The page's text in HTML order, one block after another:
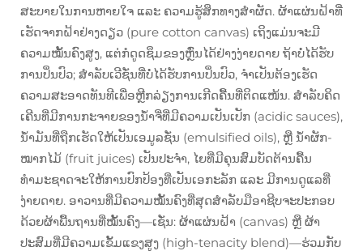
ສະບາຍໃນການຫາຍໃຈ ແລະ ຄວາມຮູ້ສຶກທາງສຳຜັດ. ຜ້າແຜ່ນຝ້າທີ່
ເຮັດຈາກຝ້າຢ່າງດຽວ (pure cotton canvas) ເຖິງແມ່ນຈະມີ
ຄວາມໝັ້ນຄົງສູງ, ແຕ່ກໍດູດຊຶມຂອງຫຼົ່ນໄດ້ຢ່າງງ່າຍດາຍ ຖ້າບໍ່ໄດ້ຮັບ
ການປິ່ນປົວ; ສຳລັບເວີຊັ່ນທີ່ບໍ່ໄດ້ຮັບການປິ່ນປົວ, ຈຳເປັນຕ້ອງເຮັດ
ຄວາມສະອາດທັນທີເພື່ອຫຼີກລ່ຽງການເກີດຄື້ນທີ່ຕິດແໜ້ນ. ສຳລັບຄິດ
ເຄີນທີ່ມີການກະຈາຍຂອງນ້ຳຈີ່ທີ່ມີຄວາມເປັນເປັກ (acidic sauces),
ນ້ຳມັນທີ່ຖືກເຮັດໃຫ້ເປັນເອມູລຊັ່ນ (emulsified oils), ຫຼື ນ້ຳຜັກ-
ໝາກໄມ້ (fruit juices) ເປັນປະຈຳ, ໄຍທີ່ມີຄຸນສົມບັດຕ້ານຄື້ນ
ທຳມະຊາດຈະໃຫ້ການປົກປ້ອງທີ່ເປັນເອກະລັກ ແລະ ມີການດູແລທີ່
ງ່າຍດາຍ. ອາວານທີ່ມີຄວາມໝັ້ນຄົງທີ່ສຸດສຳລັບມືອາຊີບຈະປະກອບ
ດ້ວຍຜ້າພື້ນຖານທີ່ໝັ້ນຄົງ—ເຊັ່ນ: ຜ້າແຜ່ນຝ້າ (canvas) ຫຼື ຜ້າ
ປະສົມທີ່ມີຄວາມເຂັ້ມແຂງສູງ (high-tenacity blend)—ຮ່ວມກັບ